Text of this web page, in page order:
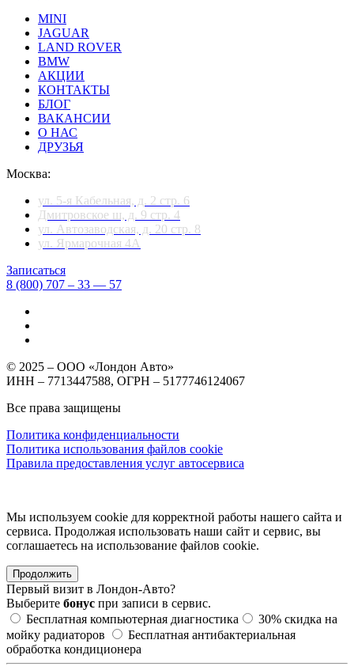
MINI
JAGUAR
LAND ROVER
BMW
АКЦИИ
КОНТАКТЫ
БЛОГ
ВАКАНСИИ
О НАС
ДРУЗЬЯ
Москва:
ул. 5-я Кабельная, д. 2 стр. 6
Дмитровское ш, д. 9 стр. 4
ул. Автозаводская, д. 20 стр. 8
ул. Ярмарочная 4А
Записаться
8 (800) 707 – 33 — 57
© 2025 – ООО «Лондон Авто»
ИНН – 7713447588, ОГРН – 5177746124067
Все права защищены
Политика конфиденциальности
Политика использования файлов cookie
Правила предоставления услуг автосервиса
Мы используем cookie для корректной работы нашего сайта и
сервиса. Продолжая использовать наши сайт и сервис, вы
соглашаетесь на использование файлов сookie.
Продолжить
Первый визит в Лондон-Авто?
Выберите бонус при записи в сервис.
Бесплатная компьютерная диагностика
30% скидка на
мойку радиаторов
Бесплатная антибактериальная
обработка кондиционера